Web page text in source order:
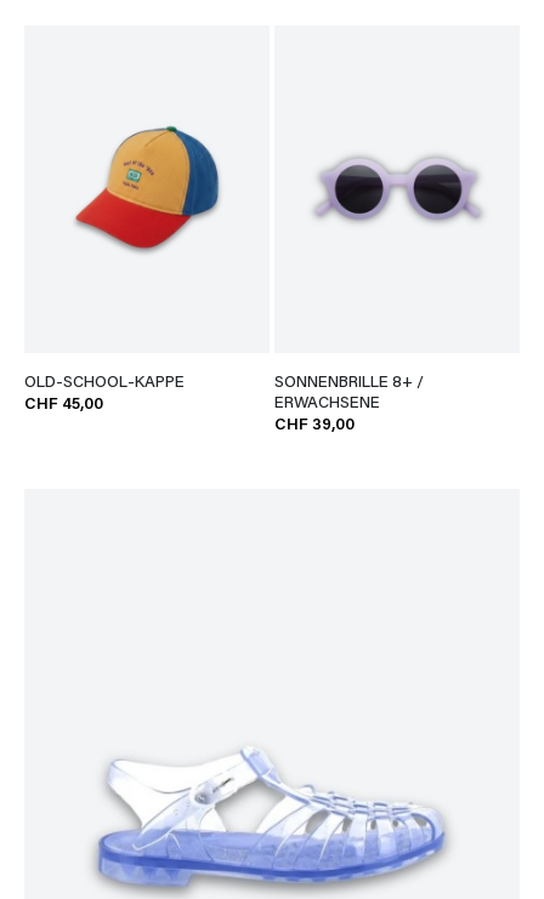
OLD-SCHOOL-KAPPE
CHF 45,00
SONNENBRILLE 8+ /
ERWACHSENE
CHF 39,00